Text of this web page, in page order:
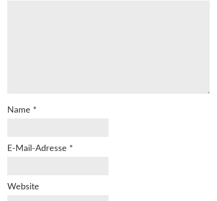
Name *
E-Mail-Adresse *
Website